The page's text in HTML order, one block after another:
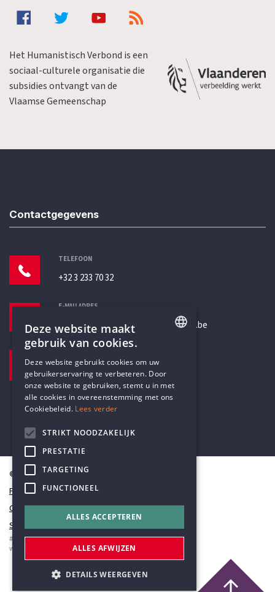
Het Humanistisch Verbond is een
sociaal-culturele organisatie die
subsidies ontvangt van de
Vlaamse Gemeenschap
Contactgegevens
TELEFOON
+32 3 233 70 32
E-MAILADRES
secretariaat@humanistischverbond.be
Pottenbrug 4
Antwerpen, 2000
© Humanistisch Verbond 2026
Privacy
Cookiestatement
Sitemap
#codedwithlove byCodelines
webapplicaties
mobiele apps&maatwerk websites
DUTCH
Deze website maakt
gebruik van cookies.
Deze website gebruikt cookies om uw
gebruikerservaring te verbeteren. Door
onze website te gebruiken, stemt u in met
alle cookies in overeenstemming met ons
Cookiebeleid. Lees verder
STRIKT NOODZAKELIJK
PRESTATIE
TARGETING
FUNCTIONEEL
ALLES ACCEPTEREN
ALLES AFWIJZEN
DETAILS WEERGEVEN